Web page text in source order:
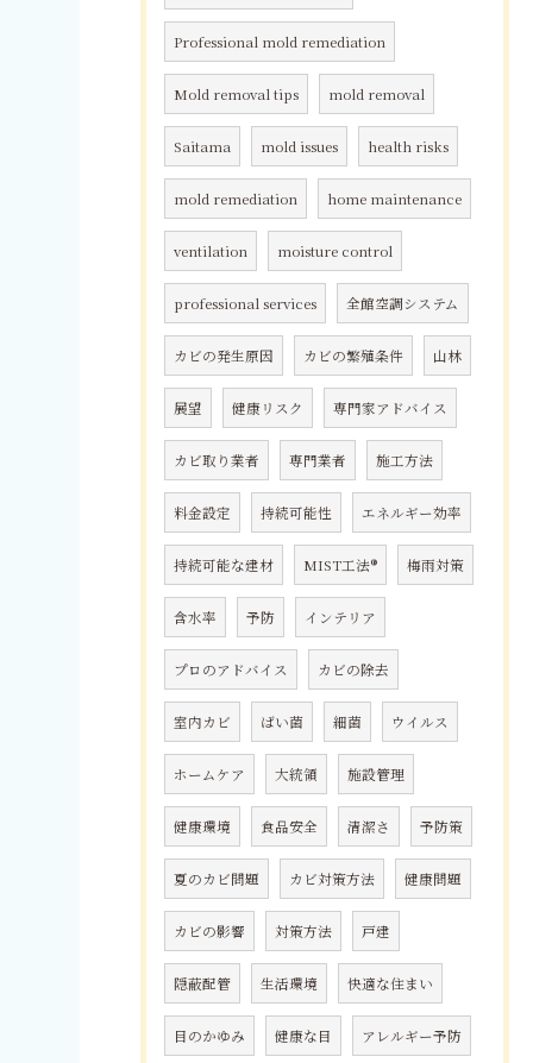
Professional mold remediation
Mold removal tips mold removal
Saitama mold issues health risks
mold remediation home maintenance
ventilation moisture control
professional services 全館空調システム
カビの発生原因 カビの繁殖条件 山林
展望 健康リスク 専門家アドバイス
カビ取り業者 専門業者 施工方法
料金設定 持続可能性 エネルギー効率
持続可能な建材 MIST工法® 梅雨対策
含水率 予防 インテリア
プロのアドバイス カビの除去
室内カビ ばい菌 細菌 ウイルス
ホームケア 大統領 施設管理
健康環境 食品安全 清潔さ 予防策
夏のカビ問題 カビ対策方法 健康問題
カビの影響 対策方法 戸建
隠蔽配管 生活環境 快適な住まい
目のかゆみ 健康な目 アレルギー予防